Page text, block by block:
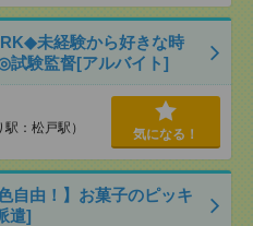
未経験から好きな時
試験監督[アルバイト]
：松戸駅） 気になる！
自由！】お菓子のピッキ
遣]